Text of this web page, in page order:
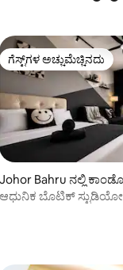
ರೇಟಿಂಗ್, 324
ಗೆಸ್ಟ್‌ಗಳ ಅಚ್ಚುಮೆಚ್ಚಿನದು
ಗೆಸ್ಟ್‌ಗಳ ಅಚ್ಚುಮೆಚ್ಚಿನದು
Johor Bahru ನಲ್ಲಿ
ಆಧುನಿಕ ಬೊಟಿಕ್ ಸ್ಟುಡಿಯೋ |